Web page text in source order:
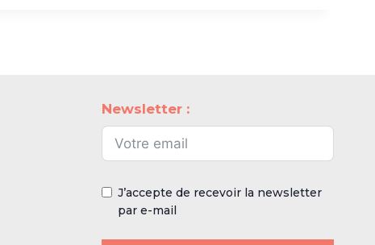
Newsletter :
J’accepte de recevoir la newsletter
par e-mail